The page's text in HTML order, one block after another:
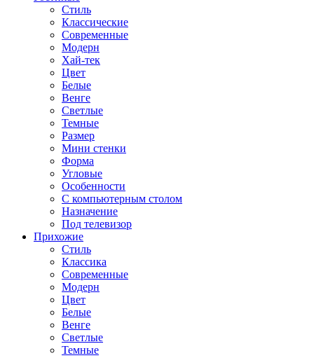
Стиль
Классические
Современные
Модерн
Хай-тек
Цвет
Белые
Венге
Светлые
Темные
Размер
Мини стенки
Форма
Угловые
Особенности
С компьютерным столом
Назначение
Под телевизор
Прихожие
Стиль
Классика
Современные
Модерн
Цвет
Белые
Венге
Светлые
Темные